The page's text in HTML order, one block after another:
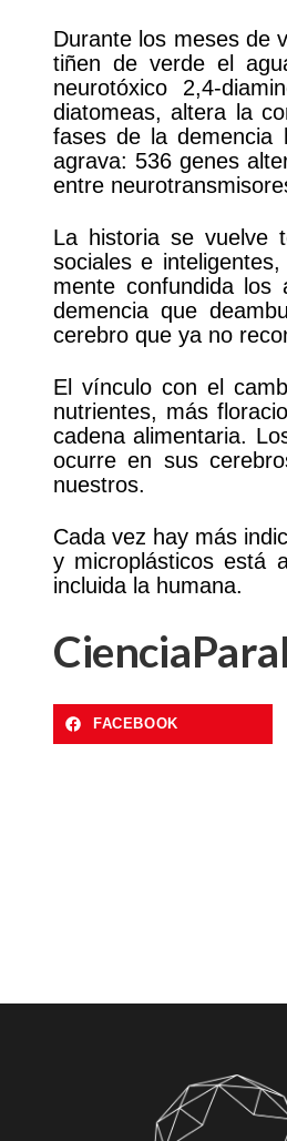
Durante los meses de
tiñen de verde el
neurotóxico 2,4-
diatomeas, altera la
fases de la demencia
agrava: 536 genes
entre
La historia se vuelve
sociales e
mente confundida
demencia que
cerebro que ya no
El vínculo con el
nutrientes, más
cadena alimentaria.
ocurre en sus
nuestros.
Cada vez hay más
y microplásticos está
incluida la humana.
FACEBOOK